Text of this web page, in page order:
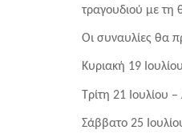
τραγουδιού με τη
Οι συναυλίες θα
Κυριακή 19
Τρίτη 21 Ιουλίου
Σάββατο 25